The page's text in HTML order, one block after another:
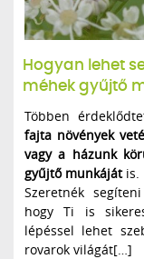
Hogyan lehet
méhek gyűjtő
Többen
fajta növények
vagy a házunk
gyűjtő munkájátis.
Szeretnék
hogy Ti is
lépéssel lehet
rovarok világát[…]